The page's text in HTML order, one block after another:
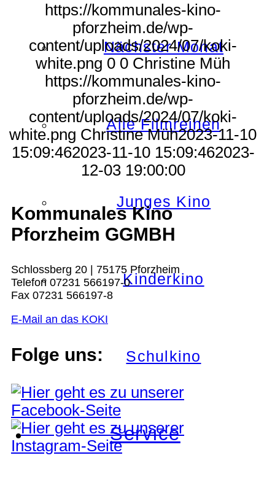
Nächster Monat
Alle Filmreihen
Junges Kino
Kinderkino
Schulkino
Service
https://kommunales-kino-
pforzheim.de/wp-
content/uploads/2024/07/koki-
white.png 0 0 Christine Müh
https://kommunales-kino-
pforzheim.de/wp-
content/uploads/2024/07/koki-
white.png Christine Müh2023-11-10
15:09:462023-11-10 15:09:462023-
12-03 19:00:00
Kommunales Kino
Pforzheim GGMBH
Schlossberg 20 | 75175 Pforzheim
Telefon 07231 566197-0
Fax 07231 566197-8
E-Mail an das KOKI
Folge uns: